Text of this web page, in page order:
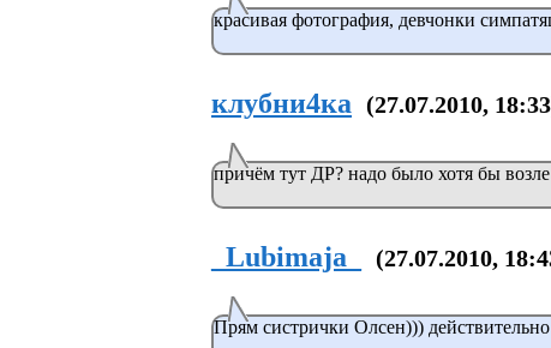
красивая фотография, девчонки
клубни4ка (27.07.2010,
причём тут ДР? надо было хотя бы
_Lubimaja_ (27.07.2010,
Прям систрички Олсен)))